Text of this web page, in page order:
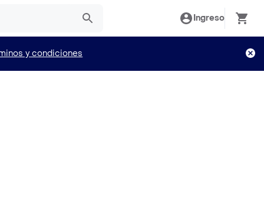
Ingreso
y condiciones